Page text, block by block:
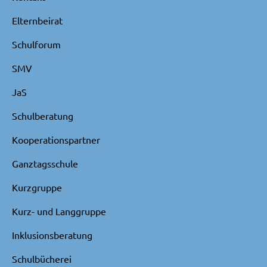
Elternbeirat
Schulforum
SMV
JaS
Schulberatung
Kooperationspartner
Ganztagsschule
Kurzgruppe
Kurz- und Langgruppe
Inklusionsberatung
Schulbücherei